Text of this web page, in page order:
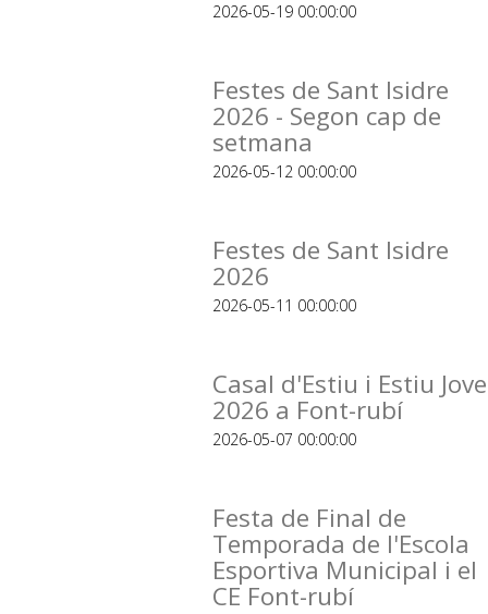
2026-05-19 00:00:00
Festes de Sant Isidre
2026 - Segon cap de
setmana
2026-05-12 00:00:00
Festes de Sant Isidre
2026
2026-05-11 00:00:00
Casal d'Estiu i Estiu Jove
2026 a Font-rubí
2026-05-07 00:00:00
Festa de Final de
Temporada de l'Escola
Esportiva Municipal i el
CE Font-rubí